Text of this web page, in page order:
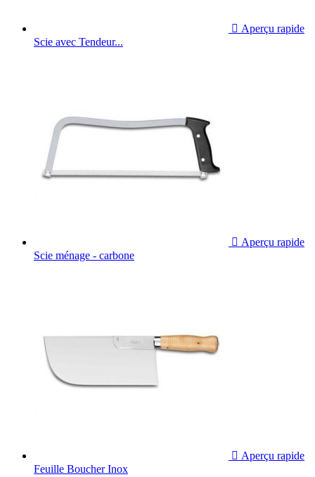
 Aperçu rapide
Scie avec Tendeur...
 Aperçu rapide
Scie ménage - carbone
 Aperçu rapide
Feuille Boucher Inox